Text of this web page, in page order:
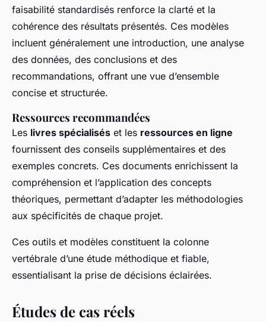
faisabilité standardisés renforce la clarté et la
cohérence des résultats présentés. Ces modèles
incluent généralement une introduction, une analyse
des données, des conclusions et des
recommandations, offrant une vue d’ensemble
concise et structurée.
Ressources recommandées
Les livres spécialisés et les ressources en ligne
fournissent des conseils supplémentaires et des
exemples concrets. Ces documents enrichissent la
compréhension et l’application des concepts
théoriques, permettant d’adapter les méthodologies
aux spécificités de chaque projet.
Ces outils et modèles constituent la colonne
vertébrale d’une étude méthodique et fiable,
essentialisant la prise de décisions éclairées.
Études de cas réels